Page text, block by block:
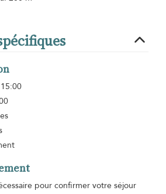
pour confirmer votre séjour